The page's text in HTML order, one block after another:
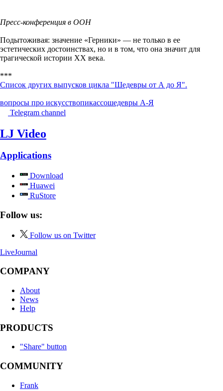
Пресс-конференция в ООН
Подытоживая: значение «Герники» — не только в ее
эстетических достоинствах, но и в том, что она значит для
трагической истории ХХ века.
***
Список других выпусков цикла "Шедевры от А до Я".
вопросы про искусствопикассошедевры А-Я
Telegram channel
LJ Video
Applications
Download
Huawei
RuStore
Follow us:
Follow us on Twitter
LiveJournal
COMPANY
About
News
Help
PRODUCTS
"Share" button
COMMUNITY
Frank